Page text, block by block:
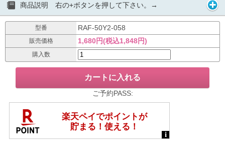
商品説明 右の+ボタンを押して下さい。→
型番 RAF-50Y2-058
販売価格 1,680円(税込1,848円)
購入数
ご予約PASS: